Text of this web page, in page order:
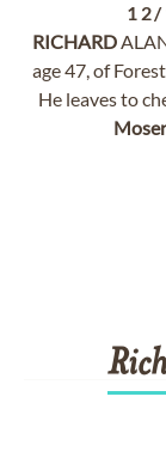
RICHARD
age 47, of
He leaves to
Moser